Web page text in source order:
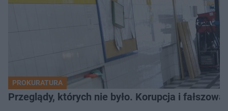
PROKURATURA
Przeglądy, których nie było. Korupcja i